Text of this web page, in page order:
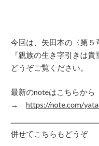
今回は、矢田本の〈第５
『親族の生き字引きは
どうぞご覧ください。
最新のnoteはこちらから
→https://note.com/
併せてこちらもどうぞ